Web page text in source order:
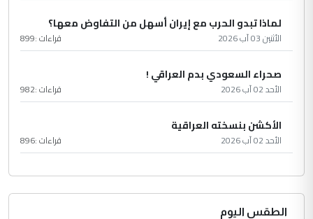
لماذا تبدو الحرب مع إيران أسهل من التفاوض معها؟
الأثنين 03 آب 2026 قراءات :899
صحراء السعودي بدم العراقي !
الأحد 02 آب 2026 قراءات :982
الأكشن بنسخته العراقية
الأحد 02 آب 2026 قراءات :896
الطقس اليوم